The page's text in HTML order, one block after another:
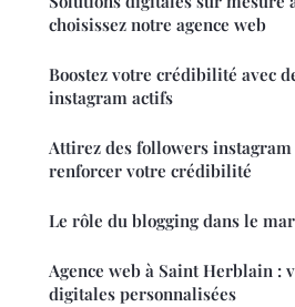
choisissez notre agence web
Boostez votre crédibilité avec
instagram actifs
Attirez des followers instagram
renforcer votre crédibilité
Le rôle du blogging dans le
Agence web à Saint Herblain :
digitales personnalisées